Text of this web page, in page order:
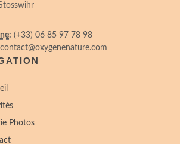
(+33) 06 85 97 78 98
contact@oxygenenature.com
Photos